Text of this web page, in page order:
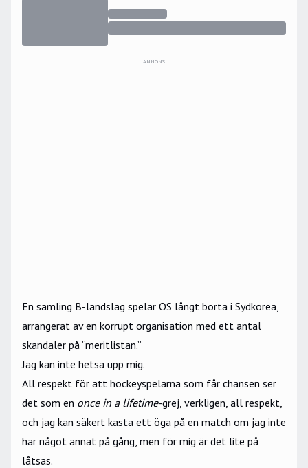
ANNONS
En samling B-landslag spelar OS långt borta i Sydkorea,
arrangerat av en korrupt organisation med ett antal
skandaler på ”meritlistan.”
Jag kan inte hetsa upp mig.
All respekt för att hockeyspelarna som får chansen ser
det som en once in a lifetime-grej, verkligen, all respekt,
och jag kan säkert kasta ett öga på en match om jag inte
har något annat på gång, men för mig är det lite på
låtsas.